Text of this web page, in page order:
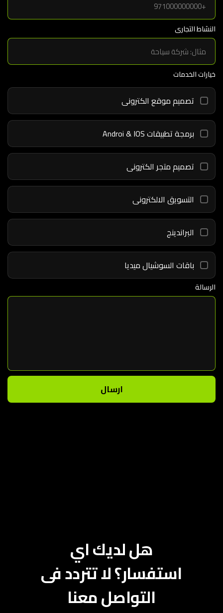
النشاط التجارى
خيارات الخدمات
تصميم موقع الكترونى
برمجة تطبيقات Androi & IOS
تصميم متجر الكترونى
التسويق الالكترونى
البراندينج
باقات السوشيال ميديا
الرسالة
ارسال
هل لديك اي
استفسار؟ لا تتردد فى
التواصل معنا